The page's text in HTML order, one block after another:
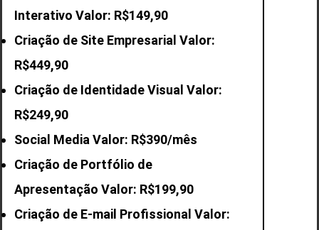
Interativo Valor: R$149,90
Criação de Site Empresarial Valor:
R$449,90
Criação de Identidade Visual Valor:
R$249,90
Social Media Valor: R$390/mês
Criação de Portfólio de
Apresentação Valor: R$199,90
Criação de E-mail Profissional Valor: